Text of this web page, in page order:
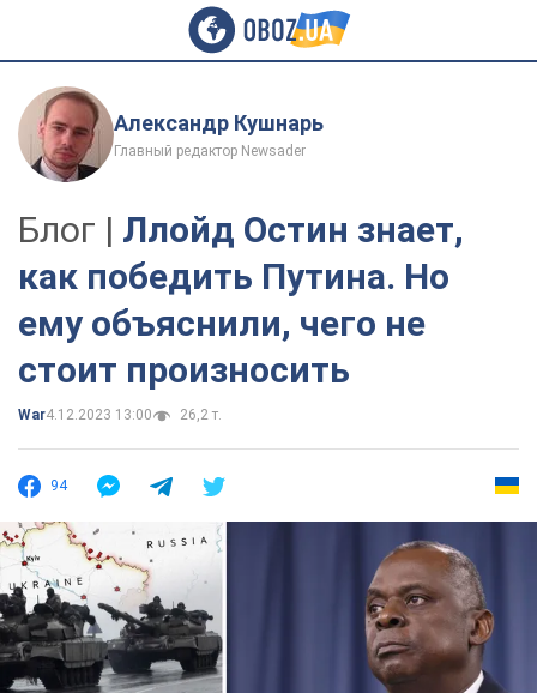
Александр Кушнарь
Главный редактор Newsader
Блог | Ллойд Остин знает,
как победить Путина. Но
ему объяснили, чего не
стоит произносить
War4.12.2023 13:00 26,2 т.
94